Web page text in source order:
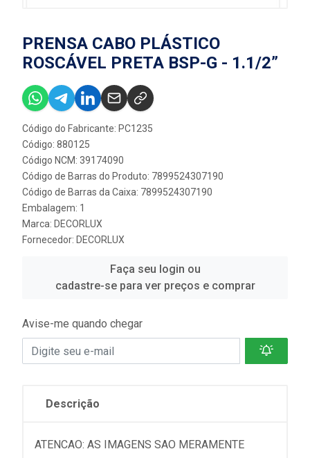
PRENSA CABO PLÁSTICO
ROSCÁVEL PRETA BSP-G - 1.1/2”
Código do Fabricante: PC1235
Código: 880125
Código NCM: 39174090
Código de Barras do Produto: 7899524307190
Código de Barras da Caixa: 7899524307190
Embalagem: 1
Marca: DECORLUX
Fornecedor: DECORLUX
Faça seu login ou
cadastre-se para ver preços e comprar
Avise-me quando chegar
Descrição
ATENCAO: AS IMAGENS SAO MERAMENTE